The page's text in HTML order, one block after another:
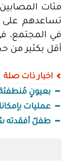
مئات
تساعدهم على
في المجتمع،
أقل بكثير من
اخبار ذات صلة
بعيونٍ مُنطفئة
عمليات
طفلٌ أفقدته